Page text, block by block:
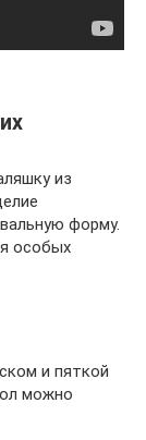
из
форму.
особых
и пяткой
можно